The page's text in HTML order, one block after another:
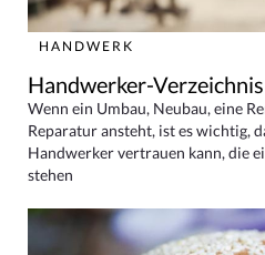
HANDWERK
Handwerker-Verzeichnis
Wenn ein Umbau, Neubau, eine
Reparatur ansteht, ist es wichtig,
Handwerker vertrauen kann, die
stehen